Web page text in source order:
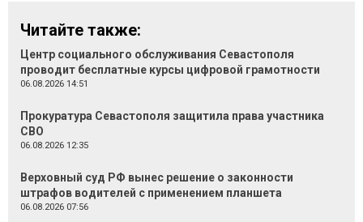
Читайте также:
Центр социального обслуживания Севастополя
проводит бесплатные курсы цифровой грамотности
06.08.2026 14:51
Прокуратура Севастополя защитила права участника
СВО
06.08.2026 12:35
Верховный суд РФ вынес решение о законности
штрафов водителей с применением планшета
06.08.2026 07:56